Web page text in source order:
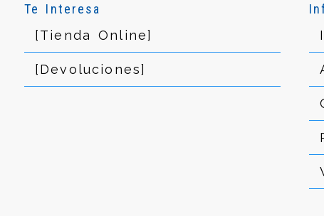
Te Interesa
[Tienda Online]
[Devoluciones]